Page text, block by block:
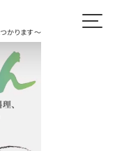
かります～